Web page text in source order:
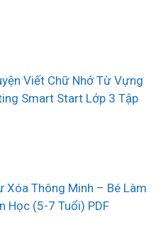
Viết Chữ Nhớ Từ Vựng
Smart Start Lớp 3 Tập
Xóa Thông Minh – Bé Làm
Học (5-7 Tuổi) PDF